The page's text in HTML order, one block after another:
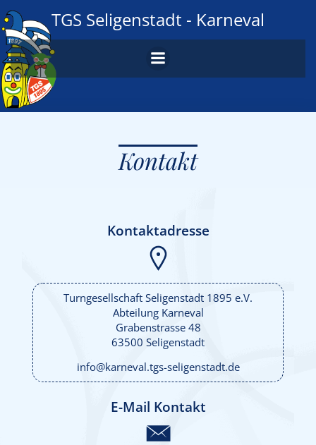
Inhalt
springen
TGS Seligenstadt - Karneval
Kontakt
Kontaktadresse
Turngesellschaft Seligenstadt 1895 e.V.
Abteilung Karneval
Grabenstrasse 48
63500 Seligenstadt
info@karneval.tgs-seligenstadt.de
E-Mail Kontakt